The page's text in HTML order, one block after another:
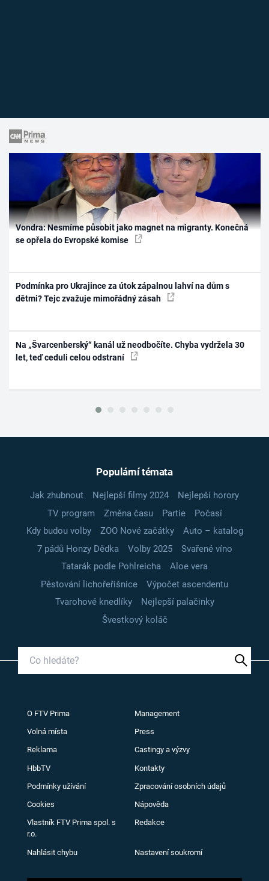
Vondra: Nesmíme působit jako magnet na migranty. Konečná
se opřela do Evropské komise
Podmínka pro Ukrajince za útok zápalnou lahví na dům s
dětmi? Tejc zvažuje mimořádný zásah
Na „Švarcenberský“ kanál už neodbočíte. Chyba vydržela 30
let, teď ceduli celou odstraní
Populární témata
Jak zhubnout Nejlepší filmy 2024
Nejlepší horory
TV program
Změna času Partie
Počasí
Kdy budou volby
ZOO Nové začátky
Auto – katalog
7 pádů Honzy Dědka
Volby 2025
Svařené víno
Tatarák podle Pohlreicha
Aloe vera
Pěstování lichořeřišnice
Výpočet ascendentu
Tvarohové knedlíky
Nejlepší palačinky
Švestkový koláč
O FTV Prima Management
Volná místa Press
Reklama Castingy a výzvy
HbbTV Kontakty
Podmínky užívání Zpracování osobních údajů
Cookies Nápověda
Vlastník FTV Prima spol. s
r.o.
Redakce
Nahlásit chybu Nastavení soukromí